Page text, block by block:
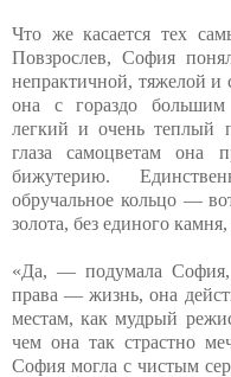
Что же касается тех
Повзрослев, София
непрактичной, тяжелой
она с гораздо большим
легкий и очень
глаза самоцветам она
бижутерию.
обручальное кольцо —
золота, без единого
«Да, — подумала София,
права — жизнь, она
местам, как мудрый
чем она так страстно
София могла с чистым